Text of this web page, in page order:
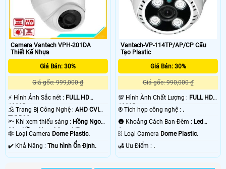
Camera Vantech VPH-201DA
Thiết Kế Nhựa
Giá Bán: 30%
Giá gốc: 999,000 ₫
️⚡ Hình Ảnh Sắc nét : FULL HD
1080P .
🕉️ Trang Bị Công Nghệ : AHD CVI
TVI BCS.
🔦 Khi xem thiếu sáng : Hồng Ngoại
30m Hồng Ngoại Smart IR.
🕸️ Loại Camera Dome Plastic.
️✔️ Khả Năng : Thu hình Ổn Định.
Vantech-VP-114TP/AP/CP Cấu
Tạo Plastic
Giá Bán: 30%
Giá gốc: 990,000 ₫
💯 Hình Ành Chất Lượng : FULL HD
1080P .
®️ Tích hợp công nghệ : .
🌚 Khoảng Cách Ban Đêm : Led
Array.⛓ Loại Camera Dome Plastic.
️🛃 Ưu Điểm : .